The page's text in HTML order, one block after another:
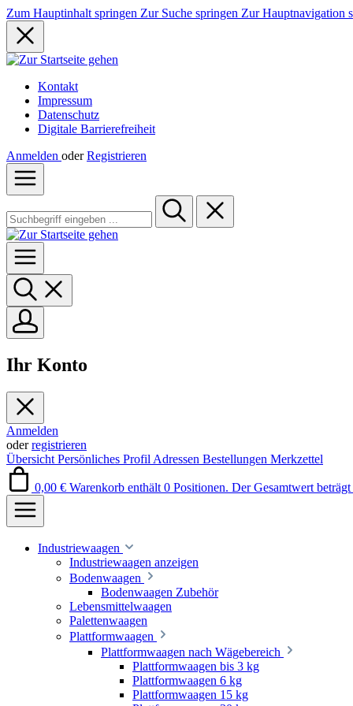
Zum Hauptinhalt springen Zur Suche springen Zur Hauptnavigation
Kontakt
Impressum
Datenschutz
Digitale Barrierefreiheit
Anmelden oder Registrieren
Ihr Konto
Anmelden
oderregistrieren
Übersicht Persönliches Profil Adressen Bestellungen Merkzettel
0,00 € Warenkorb enthält 0 Positionen. Der Gesamtwert
Industriewaagen
Industriewaagen anzeigen
Bodenwaagen
Bodenwaagen Zubehör
Lebensmittelwaagen
Palettenwaagen
Plattformwaagen
Plattformwaagen nach Wägebereich
Plattformwaagen bis 3 kg
Plattformwaagen 6 kg
Plattformwaagen 15 kg